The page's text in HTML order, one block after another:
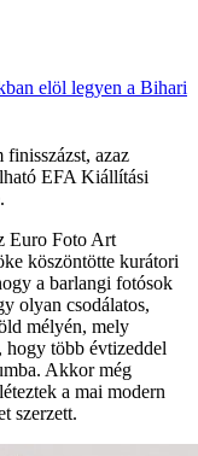
elöl legyen a Bihari
finisszázst, azaz
EFA Kiállítási
Euro Foto Art
köszöntötte kurátori
a barlangi fotósok
olyan csodálatos,
mélyén, mely
hogy több évtizeddel
Akkor még
a mai modern
szerzett.